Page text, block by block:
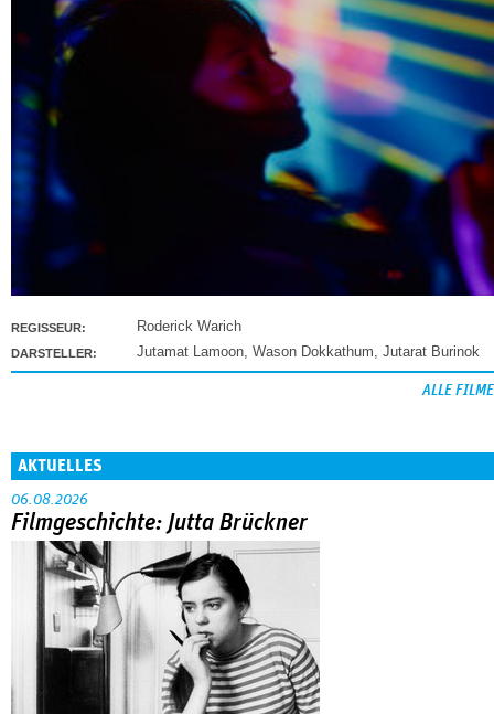
REGISSEUR: Roderick Warich
DARSTELLER: Jutamat Lamoon, Wason Dokkathum, Jutarat Burinok
ALLE FILME
AKTUELLES
06.08.2026
Filmgeschichte: Jutta Brückner